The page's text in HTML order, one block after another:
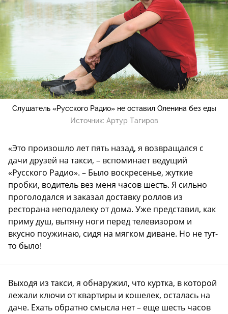
Слушатель «Русского Радио» не оставил Оленина без еды
Источник: Артур Тагиров
«Это произошло лет пять назад, я возвращался с
дачи друзей на такси, – вспоминает ведущий
«Русского Радио». – Было воскресенье, жуткие
пробки, водитель вез меня часов шесть. Я сильно
проголодался и заказал доставку роллов из
ресторана неподалеку от дома. Уже представил, как
приму душ, вытяну ноги перед телевизором и
вкусно поужинаю, сидя на мягком диване. Но не тут-
то было!
Выходя из такси, я обнаружил, что куртка, в которой
лежали ключи от квартиры и кошелек, осталась на
даче. Ехать обратно смысла нет – еще шесть часов